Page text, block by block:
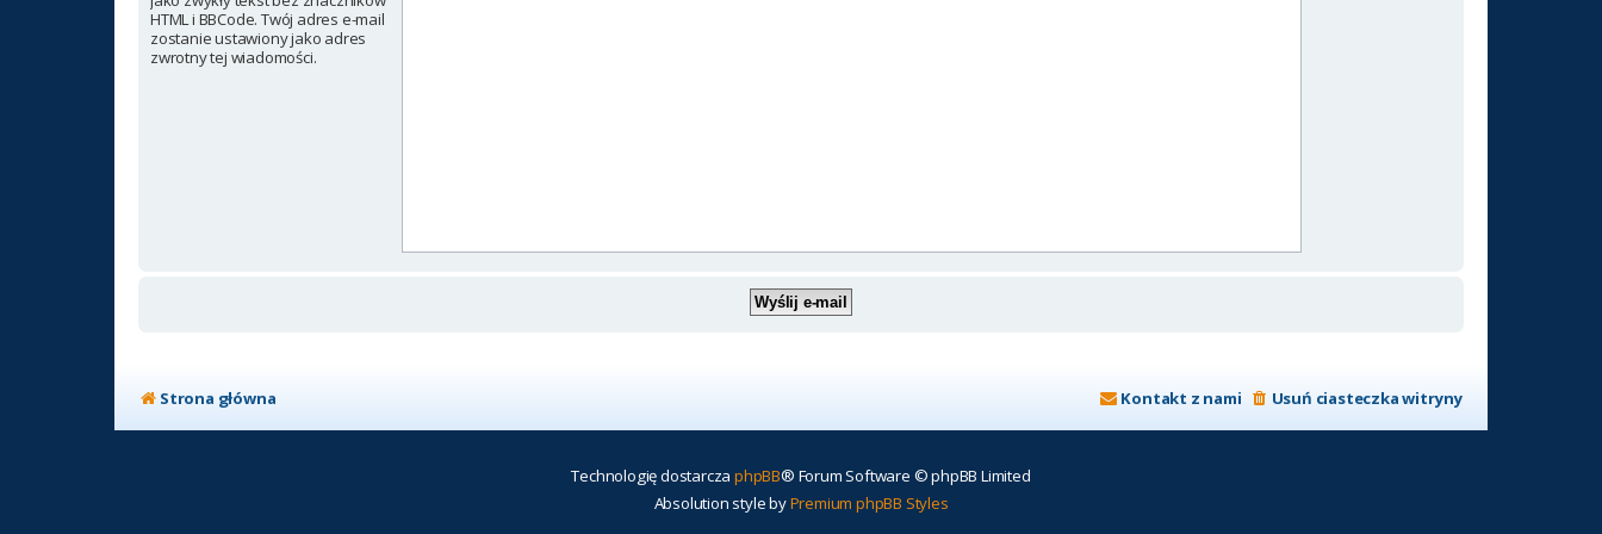
HTML i BBCode. Twój adres e-mail
zostanie ustawiony jako adres
zwrotny tej wiadomości.
Strona główna Usuń ciasteczka witryny
Kontakt z nami
Technologię dostarcza phpBB® Forum Software © phpBB Limited
Absolution style byPremium phpBB Styles